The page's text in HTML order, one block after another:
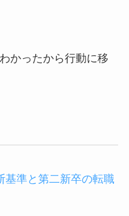
かったから行動に移
準と第二新卒の転職